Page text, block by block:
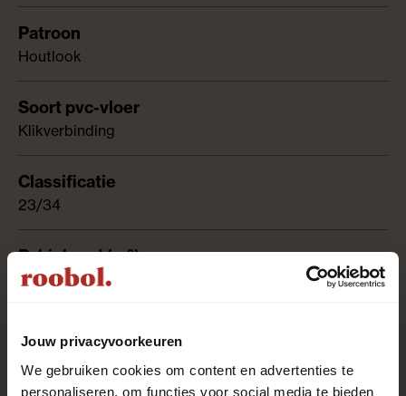
Jouw privacyvoorkeuren
We gebruiken cookies om content en advertenties te
personaliseren, om functies voor social media te bieden
Houtlook
Klikverbinding
23/34
2.23
4-zijdig